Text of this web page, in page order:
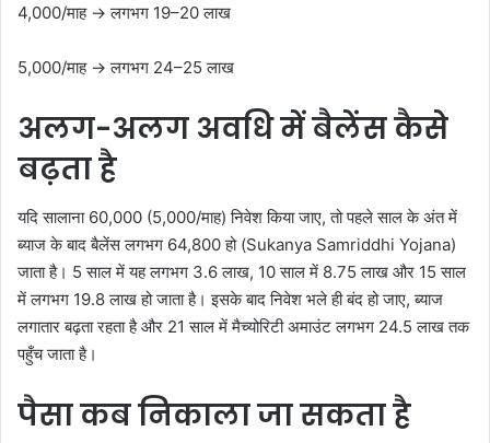
4,000/माह → लगभग 19–20 लाख
5,000/माह → लगभग 24–25 लाख
अलग-अलग अवधि में बैलेंस कैसे
बढ़ता है
यदि सालाना 60,000 (5,000/माह) निवेश किया जाए, तो पहले साल के अंत में
ब्याज के बाद बैलेंस लगभग 64,800 हो (Sukanya Samriddhi Yojana)
जाता है। 5 साल में यह लगभग 3.6 लाख, 10 साल में 8.75 लाख और 15 साल
में लगभग 19.8 लाख हो जाता है। इसके बाद निवेश भले ही बंद हो जाए, ब्याज
लगातार बढ़ता रहता है और 21 साल में मैच्योरिटी अमाउंट लगभग 24.5 लाख तक
पहुँच जाता है।
पैसा कब निकाला जा सकता है